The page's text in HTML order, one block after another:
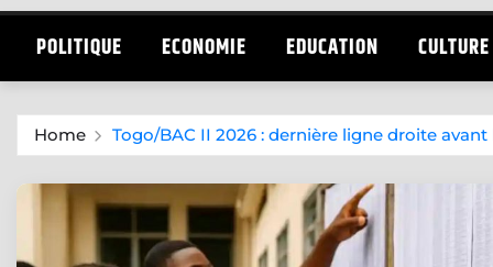
POLITIQUE ECONOMIE EDUCATION CULTURE
Home Togo/BAC II 2026 : dernière ligne droite avant